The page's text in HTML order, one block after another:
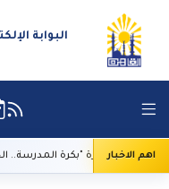
البوابة
اهم الاخبار
المدرسة.. الخير في مصر"